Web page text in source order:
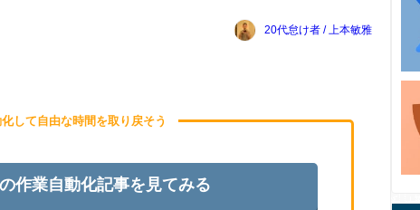
20代怠け者 / 上本敏雅
して自由な時間を取り戻そう
作業自動化記事を見てみる